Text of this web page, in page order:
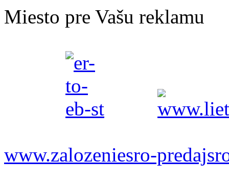
Miesto pre Vašu reklamu
www.zalozeniesro-